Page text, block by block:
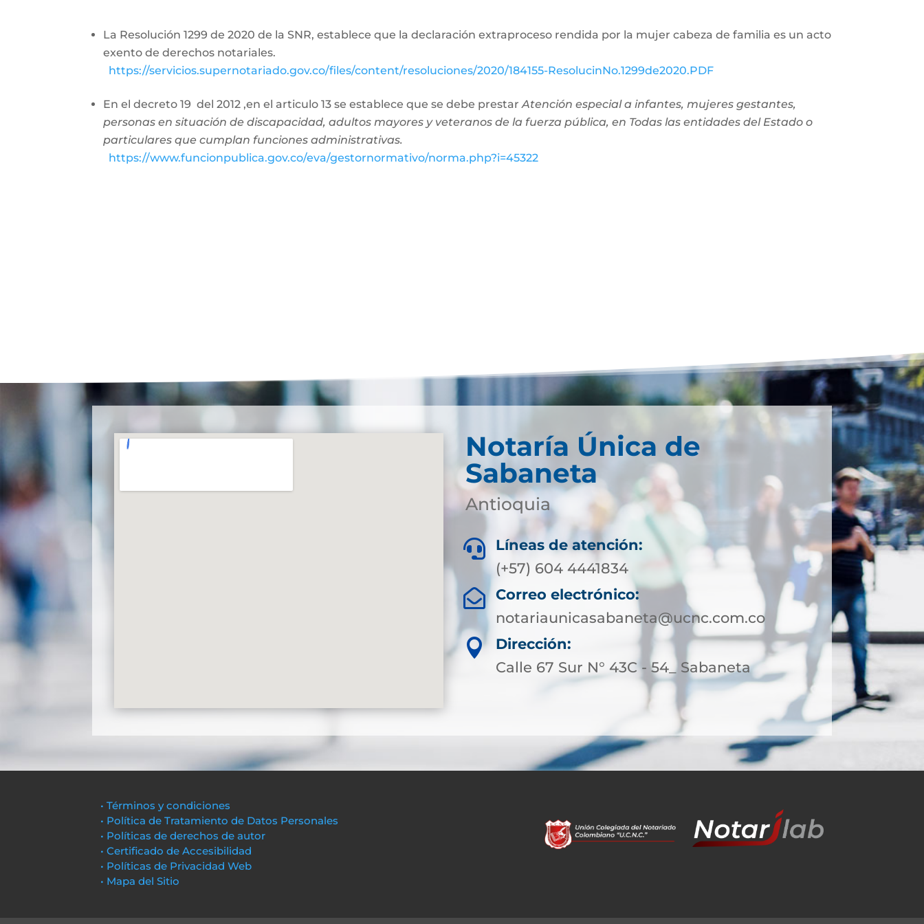
La Resolución 1299 de 2020 de la SNR, establece que la declaración extraproceso rendida por la mujer cabeza de familia es un acto
exento de derechos notariales.
https://servicios.supernotariado.gov.co/files/content/resoluciones/2020/184155-ResolucinNo.1299de2020.PDF
En el decreto 19 del 2012 ,en el articulo 13 se establece que se debe prestarAtención especial a infantes, mujeres gestantes,
personas en situación de discapacidad, adultos mayores y veteranos de la fuerza pública, en Todas las entidades del Estado o
particulares que cumplan funciones administrativas.
https://www.funcionpublica.gov.co/eva/gestornormativo/norma.php?i=45322
Notaría Única de
Sabaneta
Antioquia

Líneas de atención:
(+57) 604 4441834

Correo electrónico:
notariaunicasabaneta@ucnc.com.co

Dirección:
Calle 67 Sur N° 43C - 54_ Sabaneta
• Términos y condiciones
• Política de Tratamiento de Datos Personales
• Políticas de derechos de autor
• Certificado de Accesibilidad
• Políticas de Privacidad Web
• Mapa del Sitio